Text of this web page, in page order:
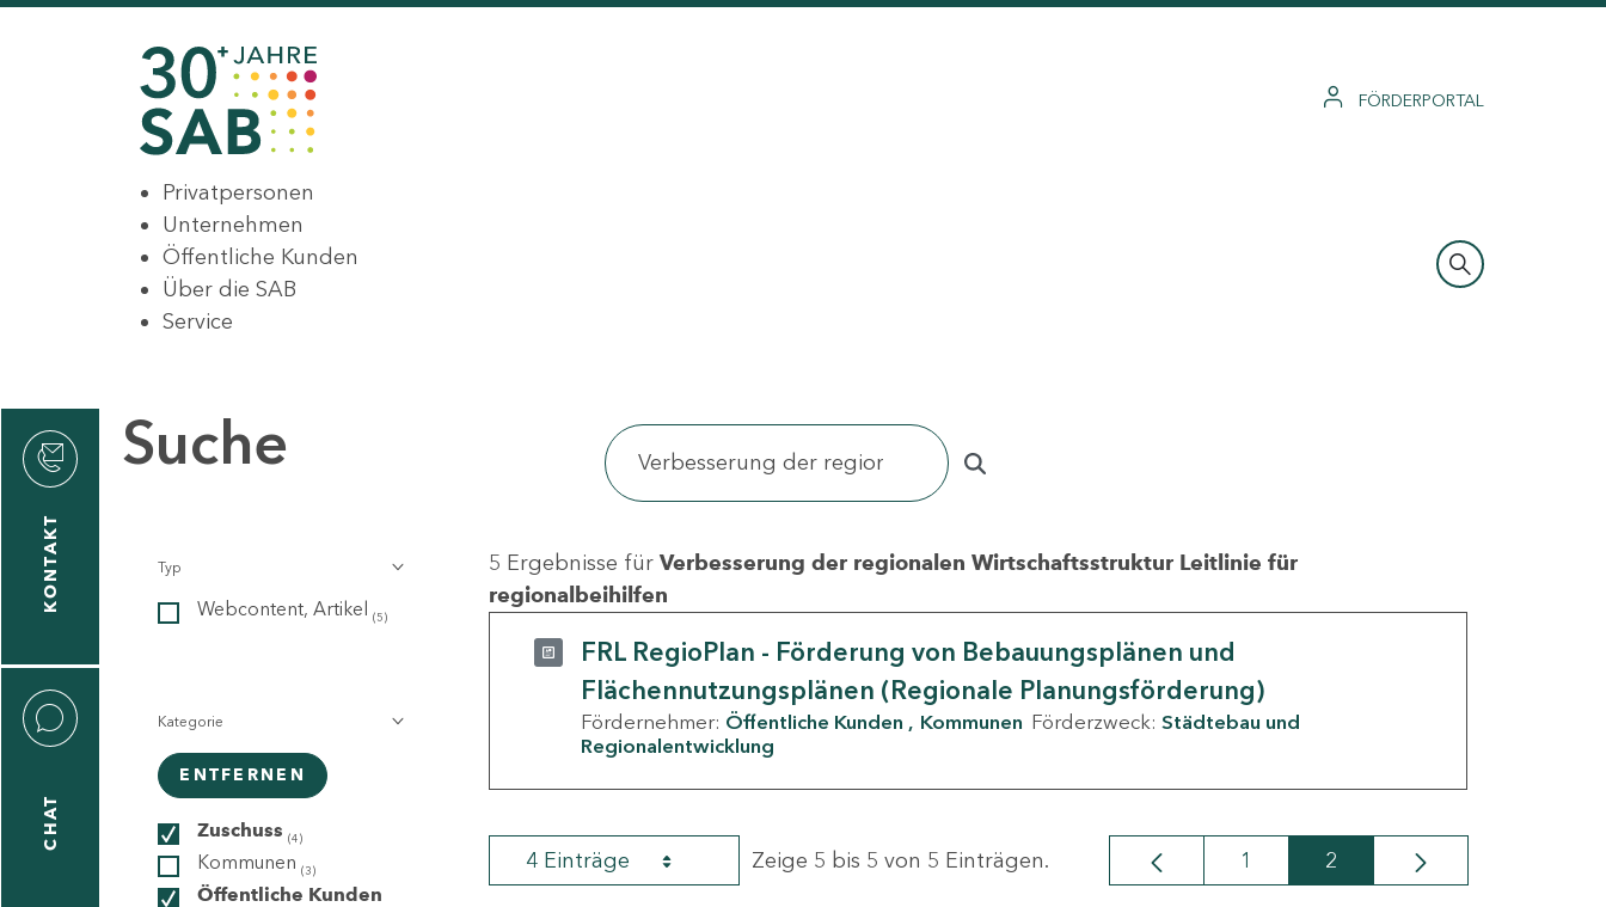
FÖRDERPORTAL
Privatpersonen
Unternehmen
Öffentliche Kunden
Über die SAB
Service
KONTAKT
CHAT
Suche
Typ
Webcontent, Artikel (5)
Kategorie
ENTFERNEN
Zuschuss (4)
Kommunen (3)
Öffentliche Kunden
5 Ergebnisse für Verbesserung der regionalen Wirtschaftsstruktur Leitlinie für
regionalbeihilfen
FRL RegioPlan - Förderung von Bebauungsplänen und
Flächennutzungsplänen (Regionale Planungsförderung)
Fördernehmer: Öffentliche Kunden Kommunen Förderzweck: Städtebau und
Regionalentwicklung
4 Einträge Zeige 5 bis 5 von 5 Einträgen. Seite
1 Seite
2